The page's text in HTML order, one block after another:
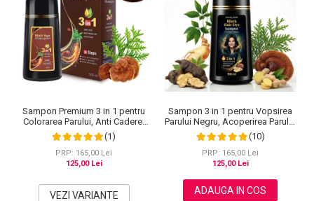
Sampon Premium 3 in 1 pentru
Colorarea Parului, Anti Cadere,
Regenerare cu Ghimbir si
Ginseng, 500 ml, #3 Saten inchis
(Dark Brown)
(1)
PRP: 165,00 Lei
125,00 Lei
VEZI VARIANTE
Sampon 3 in 1 pentru Vopsirea
Parului Negru, Acoperirea Parului
Alb, Regenerare cu Ghimbir, 500
ml
(10)
PRP: 165,00 Lei
125,00 Lei
ADAUGA IN COS